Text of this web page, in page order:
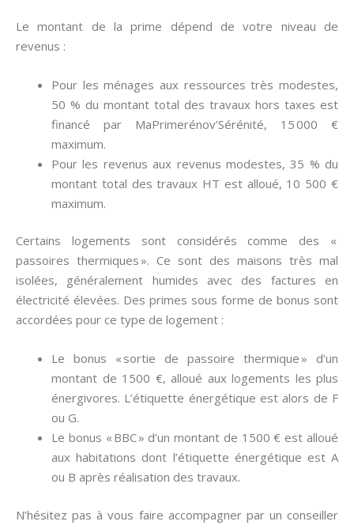
Le montant de la prime dépend de votre niveau de
revenus :
Pour les ménages aux ressources très modestes,
50 % du montant total des travaux hors taxes est
financé par MaPrimerénov’Sérénité, 15 000 €
maximum.
Pour les revenus aux revenus modestes, 35 % du
montant total des travaux HT est alloué, 10 500 €
maximum.
Certains logements sont considérés comme des «
passoires thermiques ». Ce sont des maisons très mal
isolées, généralement humides avec des factures en
électricité élevées. Des primes sous forme de bonus sont
accordées pour ce type de logement :
Le bonus « sortie de passoire thermique » d’un
montant de 1500 €, alloué aux logements les plus
énergivores. L’étiquette énergétique est alors de F
ou G.
Le bonus « BBC » d’un montant de 1500 € est alloué
aux habitations dont l’étiquette énergétique est A
ou B après réalisation des travaux.
N’hésitez pas à vous faire accompagner par un conseiller